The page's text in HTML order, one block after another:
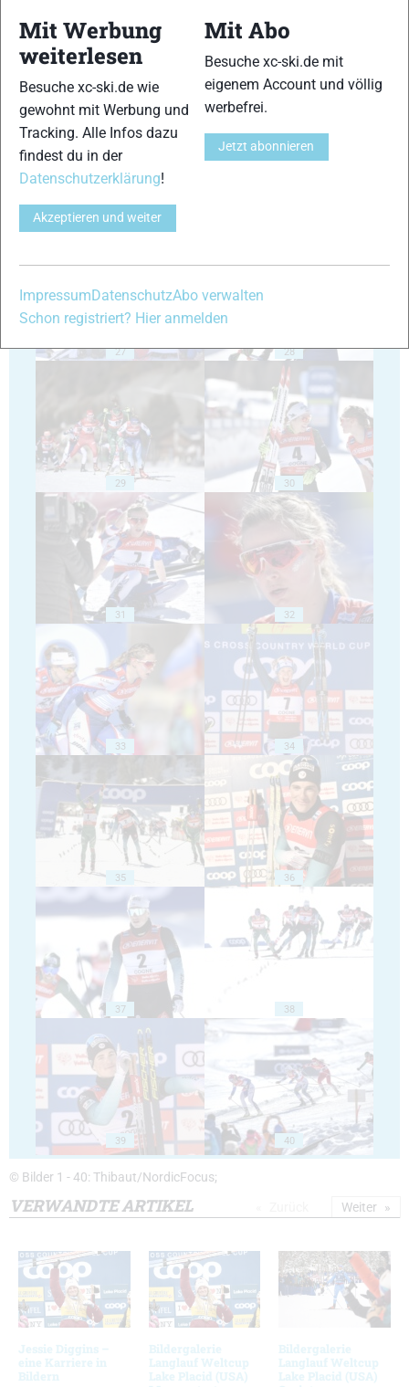
23 24
25
27 28
29 30
31 32
33 34
35 36
37 38
39 40
© Bilder 1 - 40: Thibaut/NordicFocus;
VERWANDTE ARTIKEL
Jessie Diggins –
eine Karriere in
Bildern
Bildergalerie
Langlauf Weltcup
Lake Placid (USA)
Bildergalerie
Langlauf Weltcup
Lake Placid (USA)
Weiter
Mit Werbung
weiterlesen
Besuche xc-ski.de wie
gewohnt mit Werbung und
Tracking. Alle Infos dazu
findest du in der
Datenschutzerklärung!
Akzeptieren und weiter
Mit Abo
Besuche xc-ski.de mit
eigenem Account und völlig
werbefrei.
Jetzt abonnieren
Impressum DatenschutzAbo verwalten
Schon registriert? Hier anmelden